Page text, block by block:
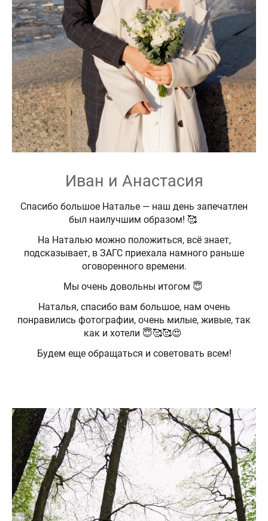
Иван и Анастасия
Спасибо большое Наталье — наш день запечатлен
был наилучшим образом! 🥰
На Наталью можно положиться, всё знает,
подсказывает, в ЗАГС приехала намного раньше
оговоренного времени.
Мы очень довольны итогом 😇
Наталья, спасибо вам большое, нам очень
понравились фотографии, очень милые, живые, так
как и хотели 😇🥰🥰😍
Будем еще обращаться и советовать всем!